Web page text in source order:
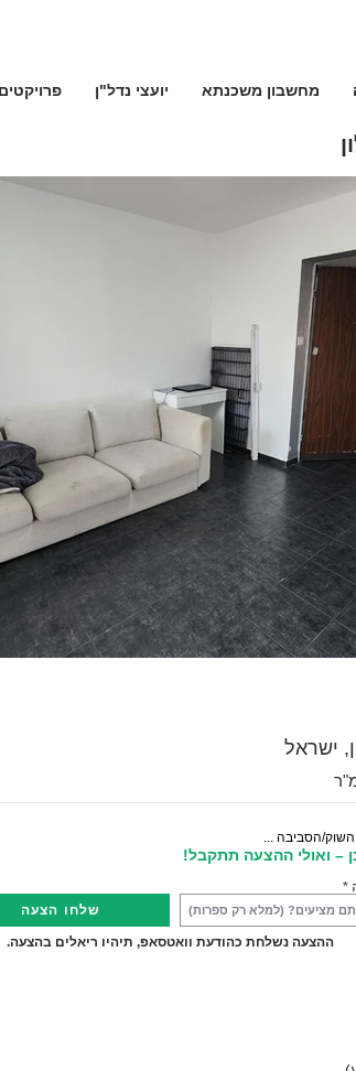
מחשבון משכנתא יועצי נדל"ן
השוק/הסביבה ...
– ואולי ההצעה תתקבל!
שלחו הצעה
ההצעה נשלחת כהודעת וואטסאפ, תיהיו ריאלים בהצעה.